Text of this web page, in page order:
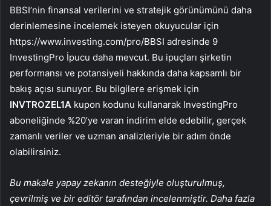
BBSI’nin finansal verilerini ve stratejik görünümünü daha
derinlemesine incelemek isteyen okuyucular için
https://www.investing.com/pro/BBSI adresinde 9
InvestingPro İpucu daha mevcut. Bu ipuçları şirketin
performansı ve potansiyeli hakkında daha kapsamlı bir
bakış açısı sunuyor. Bu bilgilere erişmek için
INVTROZEL1A kupon kodunu kullanarak InvestingPro
aboneliğinde %20’ye varan indirim elde edebilir, gerçek
zamanlı veriler ve uzman analizleriyle bir adım önde
olabilirsiniz.
Bu makale yapay zekanın desteğiyle oluşturulmuş,
çevrilmiş ve bir editör tarafından incelenmiştir. Daha fazla